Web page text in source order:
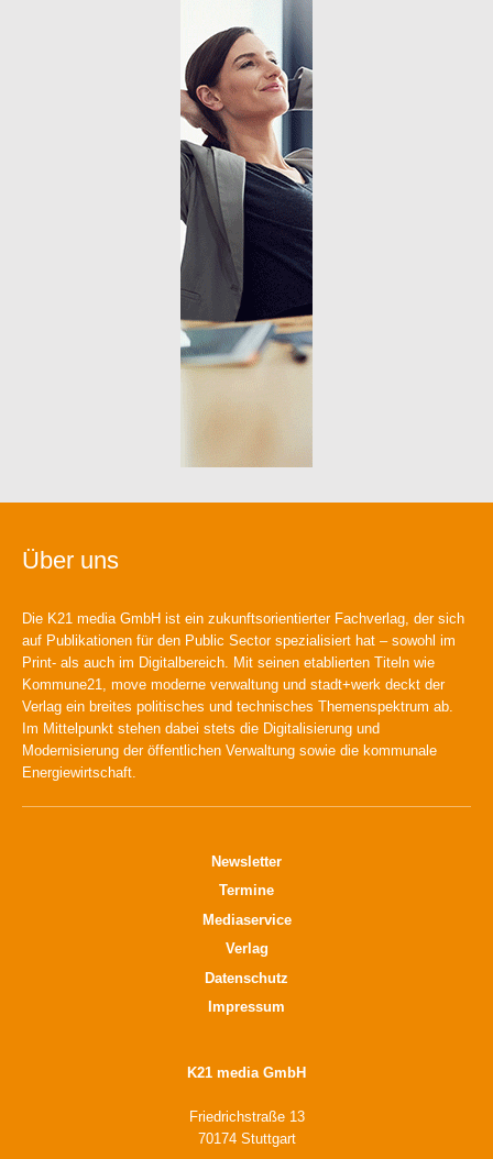
Über uns
Die K21 media GmbH ist ein zukunftsorientierter Fachverlag, der sich
auf Publikationen für den Public Sector spezialisiert hat – sowohl im
Print- als auch im Digitalbereich. Mit seinen etablierten Titeln wie
Kommune21, move moderne verwaltung und stadt+werk deckt der
Verlag ein breites politisches und technisches Themenspektrum ab.
Im Mittelpunkt stehen dabei stets die Digitalisierung und
Modernisierung der öffentlichen Verwaltung sowie die kommunale
Energiewirtschaft.
Newsletter
Termine
Mediaservice
Verlag
Datenschutz
Impressum
K21 media GmbH
Friedrichstraße 13
70174 Stuttgart